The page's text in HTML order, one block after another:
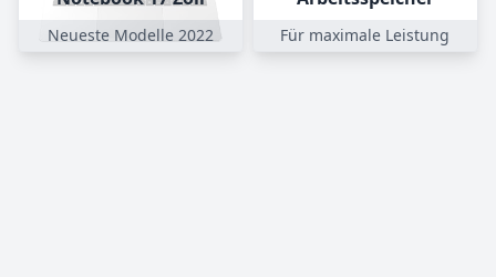
Neueste Modelle 2022 Für maximale Leistung